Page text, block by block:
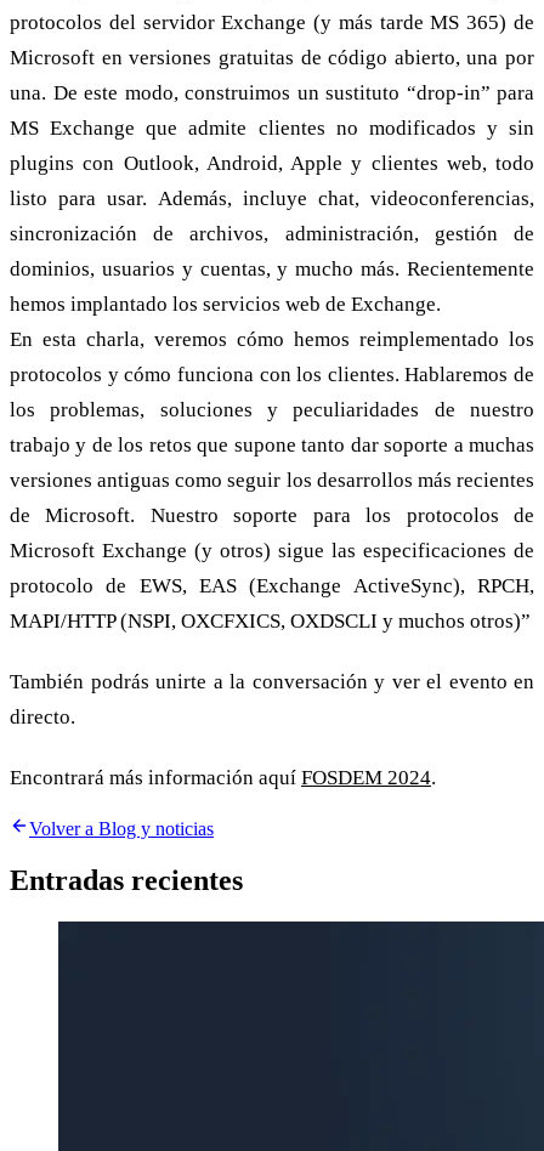
protocolos del servidor Exchange (y más tarde MS 365) de
Microsoft en versiones gratuitas de código abierto, una por
una. De este modo, construimos un sustituto “drop-in” para
MS Exchange que admite clientes no modificados y sin
plugins con Outlook, Android, Apple y clientes web, todo
listo para usar. Además, incluye chat, videoconferencias,
sincronización de archivos, administración, gestión de
dominios, usuarios y cuentas, y mucho más. Recientemente
hemos implantado los servicios web de Exchange.
En esta charla, veremos cómo hemos reimplementado los
protocolos y cómo funciona con los clientes. Hablaremos de
los problemas, soluciones y peculiaridades de nuestro
trabajo y de los retos que supone tanto dar soporte a muchas
versiones antiguas como seguir los desarrollos más recientes
de Microsoft. Nuestro soporte para los protocolos de
Microsoft Exchange (y otros) sigue las especificaciones de
protocolo de EWS, EAS (Exchange ActiveSync), RPCH,
MAPI/HTTP (NSPI, OXCFXICS, OXDSCLI y muchos otros)”
También podrás unirte a la conversación y ver el evento en
directo.
Encontrará más información aquí FOSDEM 2024.
Volver a Blog y noticias
Entradas recientes